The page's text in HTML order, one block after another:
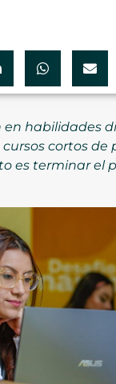
en habilidades
cortos de
es terminar el